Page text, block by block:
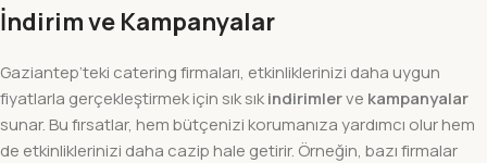
İndirim ve Kampanyalar
Gaziantep’teki catering firmaları, etkinliklerinizi daha uygun
fiyatlarla gerçekleştirmek için sık sıkindirimlerve kampanyalar
sunar. Bu fırsatlar, hem bütçenizi korumanıza yardımcı olur hem
de etkinliklerinizi daha cazip hale getirir. Örneğin, bazı firmalar